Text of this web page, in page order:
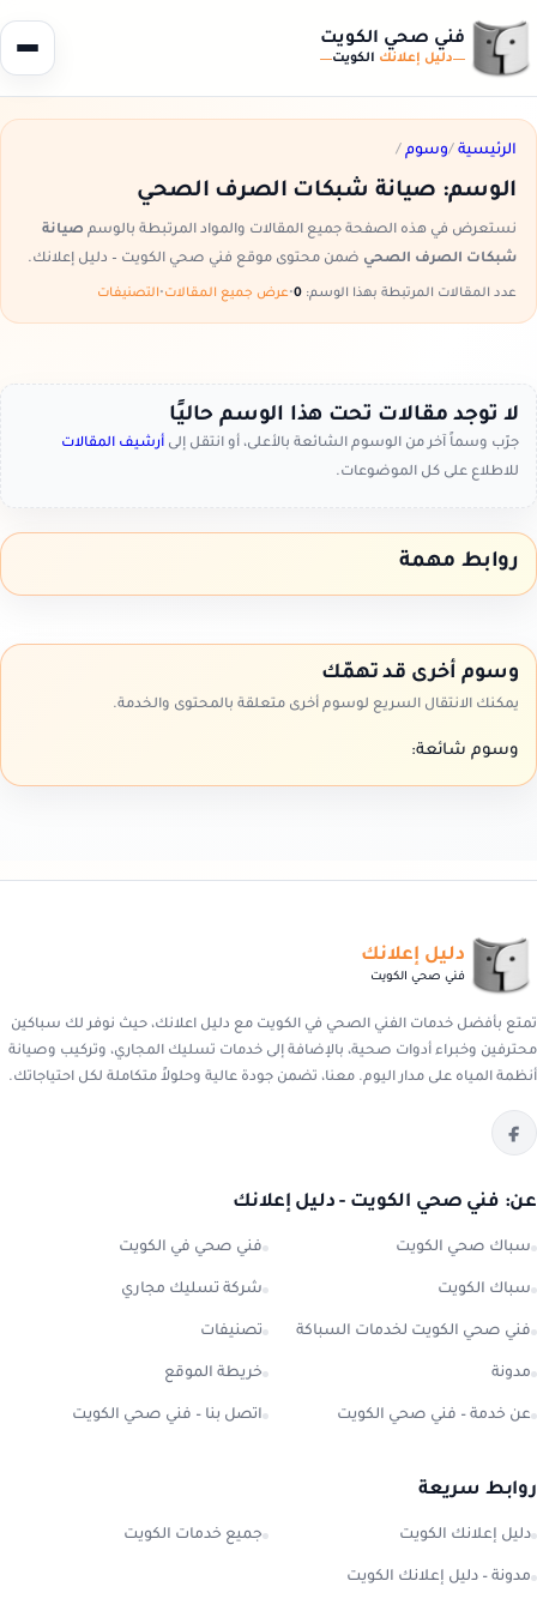
فني صحي الكويت
دليل إعلانك الكويت
الرئيسية /وسوم /
الوسم: صيانة شبكات الصرف الصحي
نستعرض في هذه الصفحة جميع المقالات والمواد المرتبطة بالوسم صيانة
شبكات الصرف الصحي ضمن محتوى موقع فني صحي الكويت – دليل إعلانك.
عدد المقالات المرتبطة بهذا الوسم: •عرض جميع المقالات•التصنيفات
لا توجد مقالات تحت هذا الوسم حاليًا
جرّب وسماً آخر من الوسوم الشائعة بالأعلى، أو انتقل إلى أرشيف المقالات
للاطلاع على كل الموضوعات.
روابط مهمة
وسوم أخرى قد تهمّك
يمكنك الانتقال السريع لوسوم أخرى متعلقة بالمحتوى والخدمة.
وسوم شائعة:
دليل إعلانك
فني صحي الكويت
تمتع بأفضل خدمات الفني الصحي في الكويت مع دليل اعلانك، حيث نوفر لك سباكين
محترفين وخبراء أدوات صحية، بالإضافة إلى خدمات تسليك المجاري، وتركيب وصيانة
أنظمة المياه على مدار اليوم. معنا، تضمن جودة عالية وحلولاً متكاملة لكل احتياجاتك.
عن: فني صحي الكويت - دليل إعلانك
سباك صحي الكويت فني صحي في الكويت
سباك الكويت شركة تسليك مجاري
فني صحي الكويت لخدمات السباكة تصنيفات
مدونة خريطة الموقع
عن خدمة – فني صحي الكويت اتصل بنا – فني صحي الكويت
روابط سريعة
دليل إعلانك الكويت جميع خدمات الكويت
مدونة – دليل إعلانك الكويت